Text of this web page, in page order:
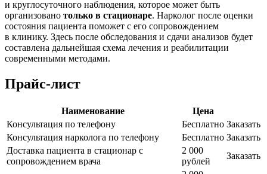
и круглосуточного наблюдения, которое может быть
организовано только в стационаре. Нарколог после оценки
состояния пациента поможет с его сопровождением
в клинику. Здесь после обследования и сдачи анализов будет
составлена дальнейшая схема лечения и реабилитации
современными методами.
Прайс-лист
Наименование
Цена
Консультация по телефону
Бесплатно Заказать
Консультация нарколога по телефону
Бесплатно Заказать
Доставка пациента в стационар с
сопровождением врача
2 000
рублей
Заказать